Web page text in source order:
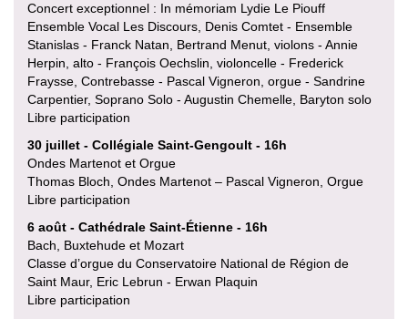
Concert exceptionnel : In mémoriam Lydie Le Piouff
Ensemble Vocal Les Discours, Denis Comtet - Ensemble
Stanislas - Franck Natan, Bertrand Menut, violons - Annie
Herpin, alto - François Oechslin, violoncelle - Frederick
Fraysse, Contrebasse - Pascal Vigneron, orgue - Sandrine
Carpentier, Soprano Solo - Augustin Chemelle, Baryton solo
Libre participation
30 juillet - Collégiale Saint-Gengoult - 16h
Ondes Martenot et Orgue
Thomas Bloch, Ondes Martenot – Pascal Vigneron, Orgue
Libre participation
6 août - Cathédrale Saint-Étienne - 16h
Bach, Buxtehude et Mozart
Classe d’orgue du Conservatoire National de Région de
Saint Maur, Eric Lebrun - Erwan Plaquin
Libre participation